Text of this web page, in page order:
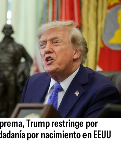
Trump restringe por
por nacimiento en EEUU